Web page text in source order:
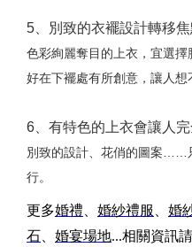
5、別致的衣襬設計轉移
色彩絢麗奪目的上衣，宜選
好在下襬處有所創意，讓人想
6、有特色的上衣會讓人
別致的設計、花俏的圖案……
行。
更多婚禮 婚紗禮服 婚
石
婚宴場地...相關資訊